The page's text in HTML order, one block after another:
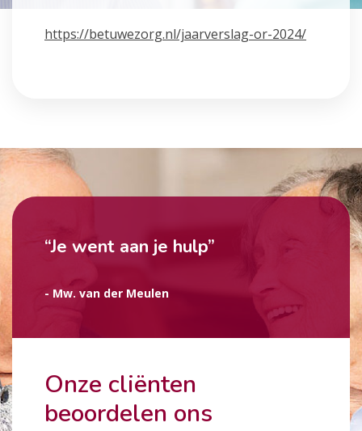
https://betuwezorg.nl/jaarverslag-or-2024/
Onze cliënten
beoordelen ons
“Je went aan je hulp”
- Mw. van der Meulen